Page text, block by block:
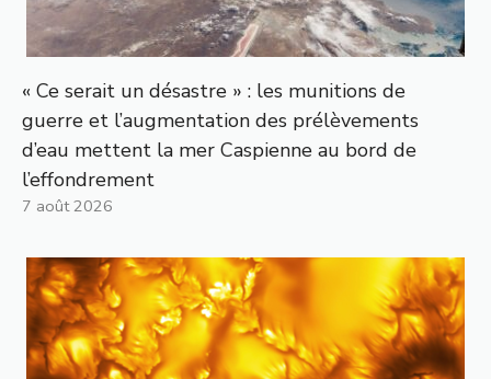
« Ce serait un désastre » : les munitions de
guerre et l’augmentation des prélèvements
d’eau mettent la mer Caspienne au bord de
l’effondrement
7 août 2026